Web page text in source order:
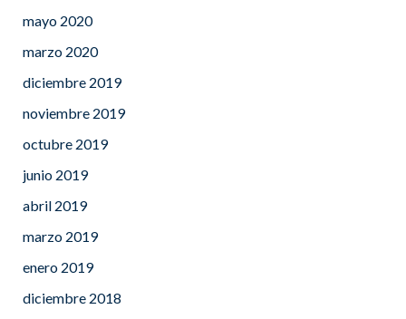
mayo 2020
marzo 2020
diciembre 2019
noviembre 2019
octubre 2019
junio 2019
abril 2019
marzo 2019
enero 2019
diciembre 2018